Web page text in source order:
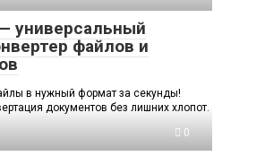
универсальный
файлов и
в нужный формат за секунды!
документов без лишних хлопот.
0